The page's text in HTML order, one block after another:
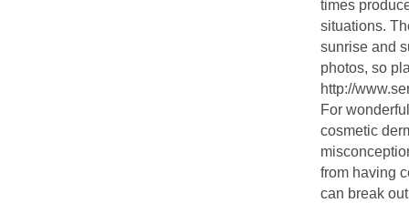
times
situations.
sunrise and
photos, so
http://
For
cosmetic
from having
can break